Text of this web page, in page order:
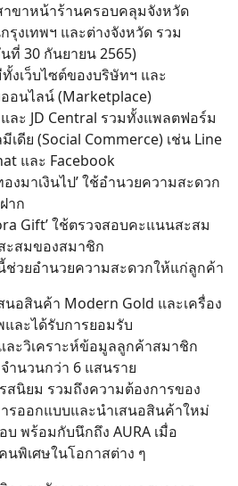
าขาหน้าร้านครอบคลุมจังหวัด
งเทพฯ และต่างจังหวัด รวม
ที่ 30 กันยายน 2565)
งเว็บไซต์ของบริษัทฯ และ
อนไลน์ (Marketplace)
ละ JD Central รวมทั้งแพลตฟอร์ม
ดีย (Social Commerce) เช่น Line
และ Facebook
งมาเงินไป’ ใช้อำนวยความสะดวก
าก
Gift’ ใช้ตรวจสอบคะแนนสะสม
ะสมของสมาชิก
วยอำนวยความสะดวกให้แก่ลูกค้า
นอสินค้า Modern Gold และเครื่อง
ละได้รับการยอมรับ
ละวิเคราะห์ข้อมูลลูกค้าสมาชิก
ำนวนกว่า 6 แสนราย
สนิยม รวมถึงความต้องการของ
รออกแบบและนำเสนอสินค้าใหม่
พร้อมกับนึกถึง AURA เมื่อ
พิเศษในโอกาสต่าง ๆ